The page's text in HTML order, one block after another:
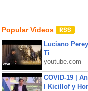
Popular Videos
Luciano
Ti
youtube.com
COVID-19 |
l Kicillof y